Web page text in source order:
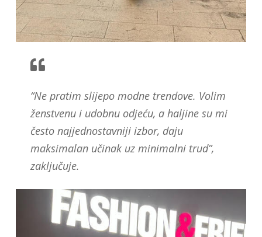
“Ne pratim slijepo modne trendove. Volim
ženstvenu i udobnu odjeću, a haljine su mi
često najjednostavniji izbor, daju
maksimalan učinak uz minimalni trud”,
zaključuje.